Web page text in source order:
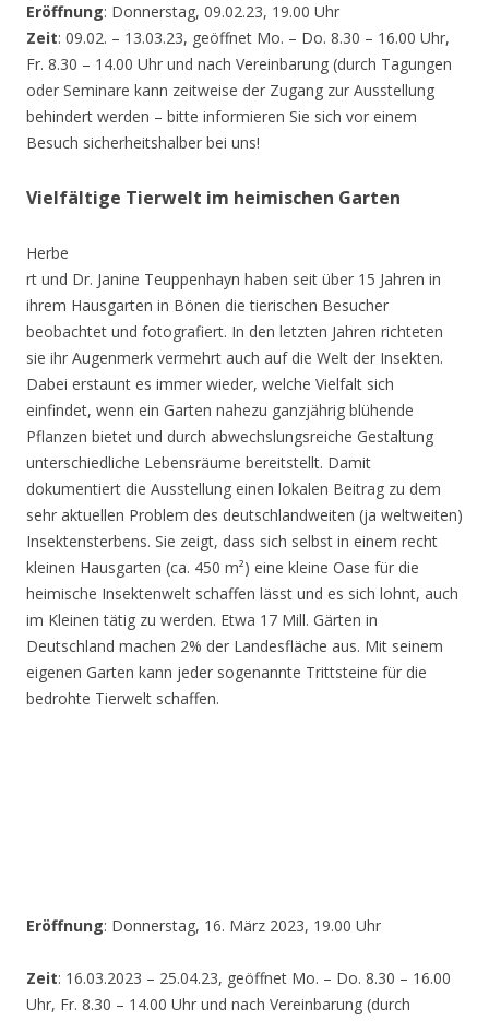
Eröffnung: Donnerstag, 09.02.23, 19.00 Uhr
Zeit: 09.02. – 13.03.23, geöffnet Mo. – Do. 8.30 – 16.00 Uhr,
Fr. 8.30 – 14.00 Uhr und nach Vereinbarung (durch Tagungen
oder Seminare kann zeitweise der Zugang zur Ausstellung
behindert werden – bitte informieren Sie sich vor einem
Besuch sicherheitshalber bei uns!
Vielfältige Tierwelt im heimischen Garten
Herbe
rt und Dr. Janine Teuppenhayn haben seit über 15 Jahren in
ihrem Hausgarten in Bönen die tierischen Besucher
beobachtet und fotografiert. In den letzten Jahren richteten
sie ihr Augenmerk vermehrt auch auf die Welt der Insekten.
Dabei erstaunt es immer wieder, welche Vielfalt sich
einfindet, wenn ein Garten nahezu ganzjährig blühende
Pflanzen bietet und durch abwechslungsreiche Gestaltung
unterschiedliche Lebensräume bereitstellt. Damit
dokumentiert die Ausstellung einen lokalen Beitrag zu dem
sehr aktuellen Problem des deutschlandweiten (ja weltweiten)
Insektensterbens. Sie zeigt, dass sich selbst in einem recht
kleinen Hausgarten (ca. 450 m²) eine kleine Oase für die
heimische Insektenwelt schaffen lässt und es sich lohnt, auch
im Kleinen tätig zu werden. Etwa 17 Mill. Gärten in
Deutschland machen 2% der Landesfläche aus. Mit seinem
eigenen Garten kann jeder sogenannte Trittsteine für die
bedrohte Tierwelt schaffen.
Eröffnung: Donnerstag, 16. März 2023, 19.00 Uhr
Zeit: 16.03.2023 – 25.04.23, geöffnet Mo. – Do. 8.30 – 16.00
Uhr, Fr. 8.30 – 14.00 Uhr und nach Vereinbarung (durch